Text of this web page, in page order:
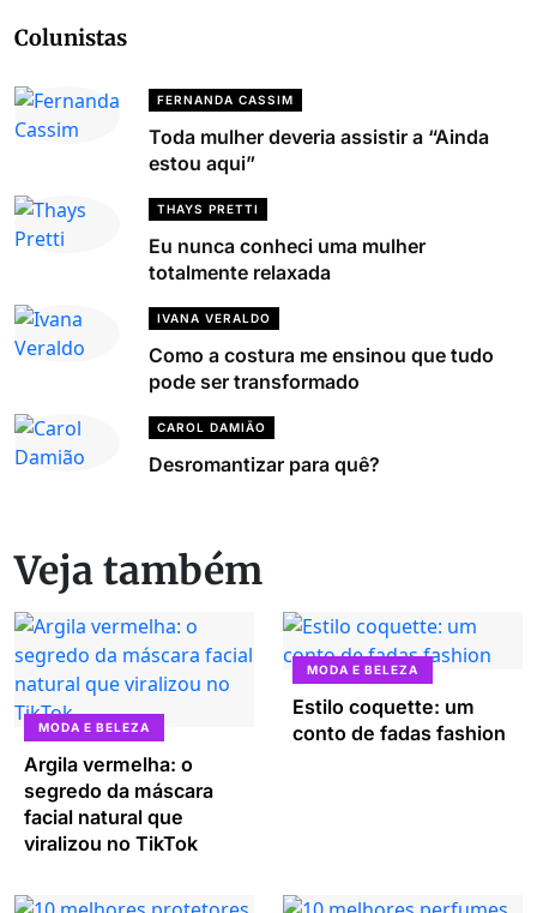
Colunistas
FERNANDA CASSIM
Toda mulher deveria assistir a “Ainda
estou aqui”
THAYS PRETTI
Eu nunca conheci uma mulher
totalmente relaxada
IVANA VERALDO
Como a costura me ensinou que tudo
pode ser transformado
CAROL DAMIÃO
Desromantizar para quê?
Veja também
MODA E BELEZA
Argila vermelha: o
segredo da máscara
facial natural que
viralizou no TikTok
MODA E BELEZA
Estilo coquette: um
conto de fadas fashion